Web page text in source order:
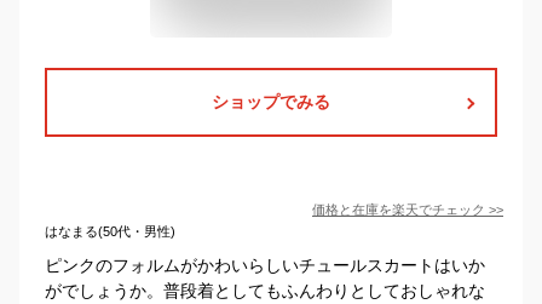
ショップでみる
価格と在庫を楽天でチェック >>
はなまる(50代・男性)
ピンクのフォルムがかわいらしいチュールスカートはいか
がでしょうか。普段着としてもふんわりとしておしゃれな